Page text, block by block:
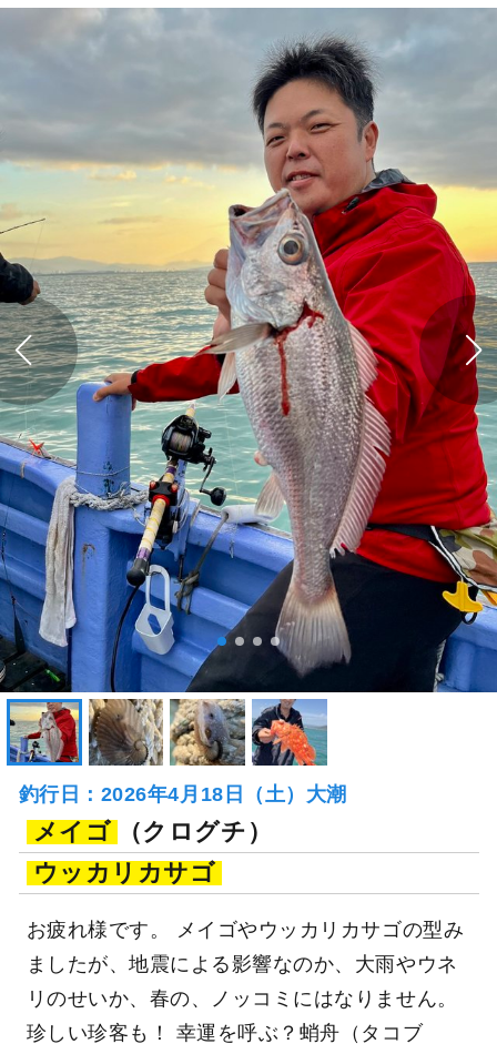
釣行日：2026年4月18日（土）大潮
メイゴ
（クログチ）
ウッカリカサゴ
お疲れ様です。 メイゴやウッカリカサゴの型み
ましたが、地震による影響なのか、大雨やウネ
リのせいか、春の、ノッコミにはなりません。
珍しい珍客も！ 幸運を呼ぶ？蛸舟（タコブ